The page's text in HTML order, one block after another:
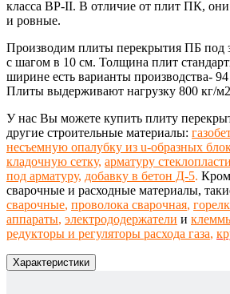
класса ВР-II. В отличие от плит ПК, они
и ровные.
Производим плиты перекрытия ПБ под
с шагом в 10 см. Толщина плит
ширине есть варианты производства-
Плиты выдерживают нагрузку 800 кг/
У нас Вы можете купить плиту
другие строительные материалы:
несъемную опалубку из u-образных
кладочную сетку, арматуру
под арматуру, добавку в бетон Д-5.
сварочные и расходные материалы,
сварочные, проволока сварочная,
аппараты, электрододержатели и
редукторы и регуляторы расхода газа,
Характеристики